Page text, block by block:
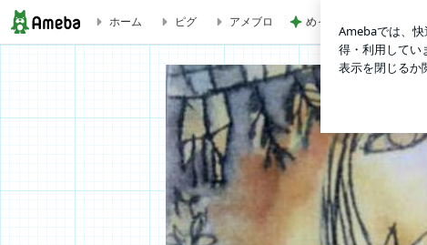
まだまだ続く！レイキ！（4） | 過去世診療所（聖なる樹のセラ
ホーム ピグ アメブロ めっちゃお得に買えたキ